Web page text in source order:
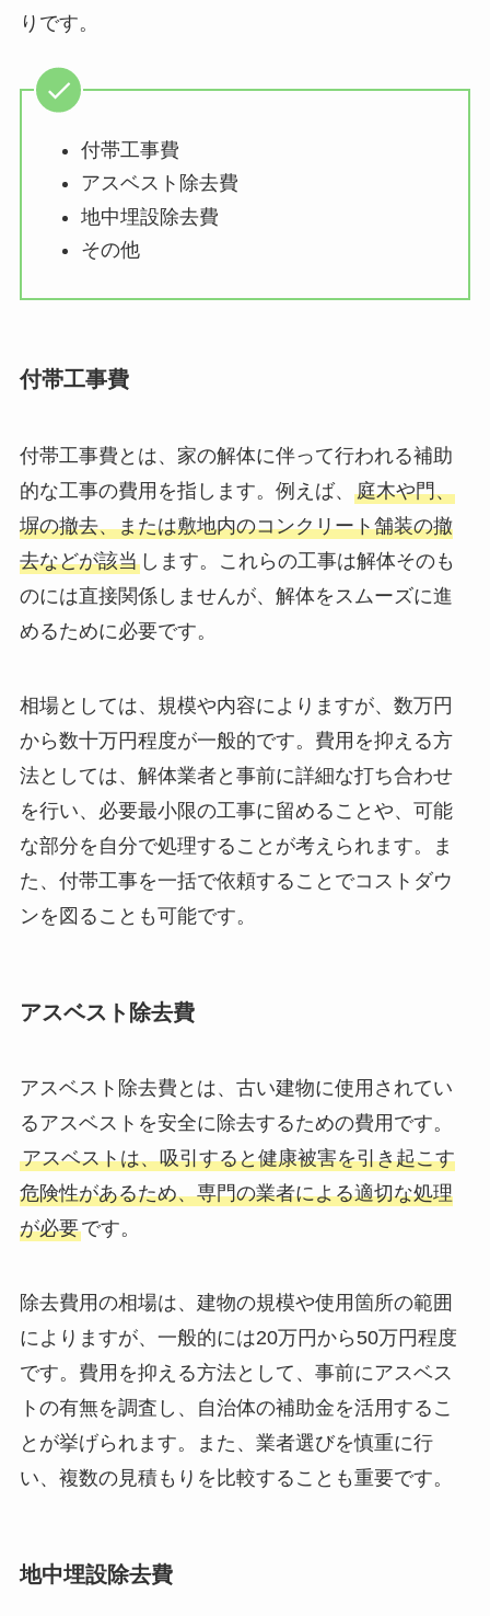
りです。
付帯工事費
アスベスト除去費
地中埋設除去費
その他
付帯工事費
付帯工事費とは、家の解体に伴って行われる補助
的な工事の費用を指します。例えば、 庭木や門、
塀の撤去、または敷地内のコンクリート舗装の撤
去などが該当します。これらの工事は解体そのも
のには直接関係しませんが、解体をスムーズに進
めるために必要です。
相場としては、規模や内容によりますが、数万円
から数十万円程度が一般的です。費用を抑える方
法としては、解体業者と事前に詳細な打ち合わせ
を行い、必要最小限の工事に留めることや、可能
な部分を自分で処理することが考えられます。ま
た、付帯工事を一括で依頼することでコストダウ
ンを図ることも可能です。
アスベスト除去費
アスベスト除去費とは、古い建物に使用されてい
るアスベストを安全に除去するための費用です。
アスベストは、吸引すると健康被害を引き起こす
危険性があるため、専門の業者による適切な処理
が必要です。
除去費用の相場は、建物の規模や使用箇所の範囲
によりますが、一般的には20万円から50万円程度
です。費用を抑える方法として、事前にアスベス
トの有無を調査し、自治体の補助金を活用するこ
とが挙げられます。また、業者選びを慎重に行
い、複数の見積もりを比較することも重要です。
地中埋設除去費